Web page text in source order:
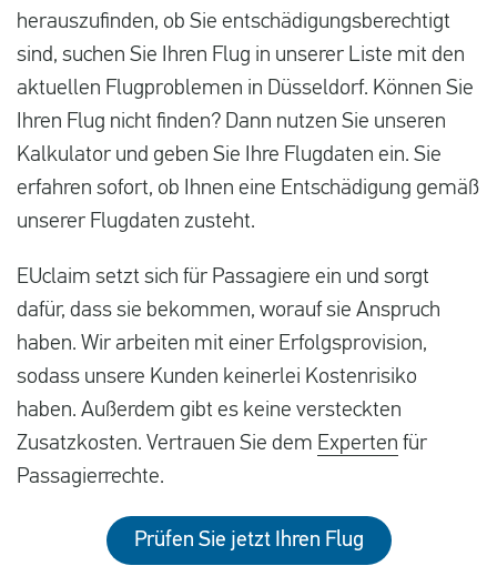
herauszufinden, ob Sie entschädigungsberechtigt
sind, suchen Sie Ihren Flug in unserer Liste mit den
aktuellen Flugproblemen in Düsseldorf. Können Sie
Ihren Flug nicht finden? Dann nutzen Sie unseren
Kalkulator und geben Sie Ihre Flugdaten ein. Sie
erfahren sofort, ob Ihnen eine Entschädigung gemäß
unserer Flugdaten zusteht.
EUclaim setzt sich für Passagiere ein und sorgt
dafür, dass sie bekommen, worauf sie Anspruch
haben. Wir arbeiten mit einer Erfolgsprovision,
sodass unsere Kunden keinerlei Kostenrisiko
haben. Außerdem gibt es keine versteckten
Zusatzkosten. Vertrauen Sie dem Experten für
Passagierrechte.
Prüfen Sie jetzt Ihren Flug